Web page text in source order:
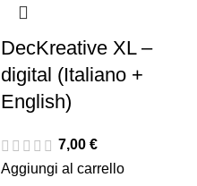
DecKreative XL –
digital (Italiano +
English)
7,00 €
Aggiungi al carrello